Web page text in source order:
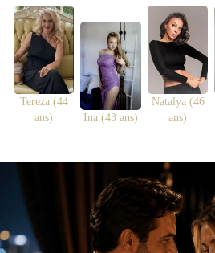
Tereza (44
ans)
Ina (43 ans)
Natalya (46
ans)